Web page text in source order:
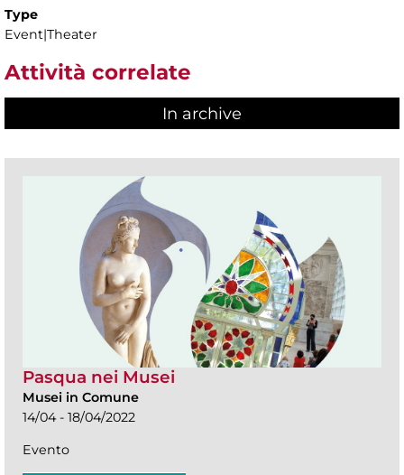
Type
Event|Theater
Attività correlate
In archive
Pasqua nei Musei
Musei in Comune
14/04 - 18/04/2022
Evento